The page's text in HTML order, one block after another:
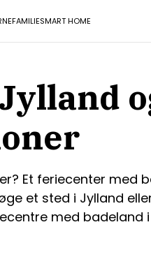
SMART HOME
Et feriecenter med
et sted i Jylland
med badeland